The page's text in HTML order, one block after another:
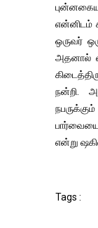
என்னிடம்
ஒருவர்
அதனால்
நன்றி.
பார்வையை
என்று
Tags :